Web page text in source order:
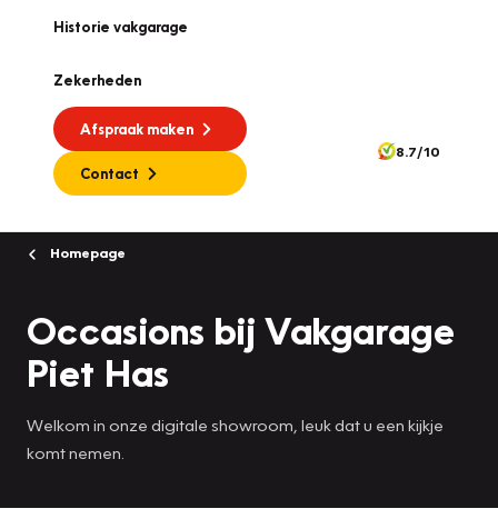
Historie vakgarage
Zekerheden
Afspraak maken
Contact
8.7/10
Homepage
Occasions bij Vakgarage
Piet Has
Welkom in onze digitale showroom, leuk dat u een kijkje
komt nemen.